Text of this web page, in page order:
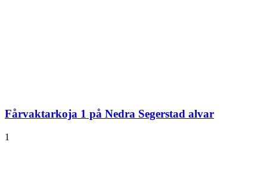
Fårvaktarkoja 1 på Nedra Segerstad alvar
1